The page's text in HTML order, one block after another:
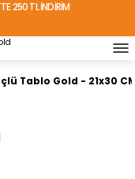
250 TL İNDİRİM
KARGO!
Tablo Gold - 21x30